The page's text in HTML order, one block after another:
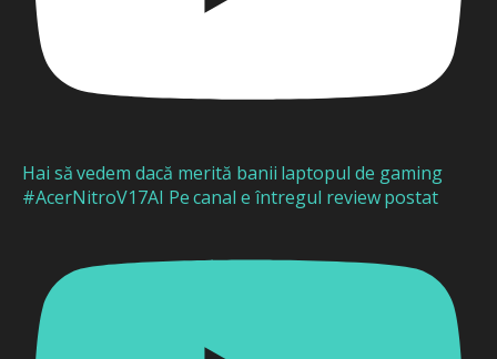
Hai să vedem dacă merită banii laptopul de gaming
#AcerNitroV17AI Pe canal e întregul review postat